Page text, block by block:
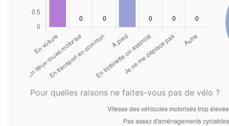
Pour quelles raisons ne faites-vous pas de vélo ?